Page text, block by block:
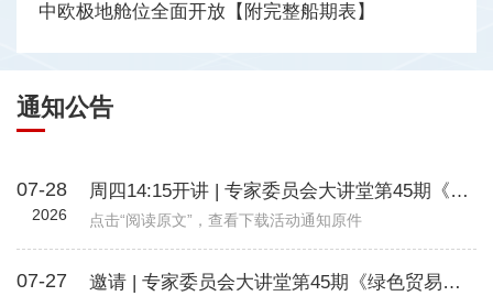
中欧极地舱位全面开放【附完整船期表】
通知公告
07-28
2026
周四14:15开讲 | 专家委员会大讲堂第45期《绿色贸易时代下的企业碳管理升级路径—从合规到竞争力》
点击“阅读原文”，查看下载活动通知原件
07-27 邀请 | 专家委员会大讲堂第45期《绿色贸易时代下的企业碳管理升级路径—从合规到竞争力》